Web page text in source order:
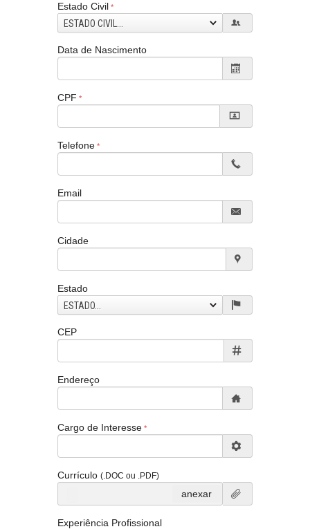
Estado Civil
ESTADO CIVIL...
Data de Nascimento
CPF
Telefone
Email
Cidade
Estado
ESTADO...
CEP
Endereço
Cargo de Interesse
Currículo (.DOC ou .PDF)
anexar
Experiência Profissional